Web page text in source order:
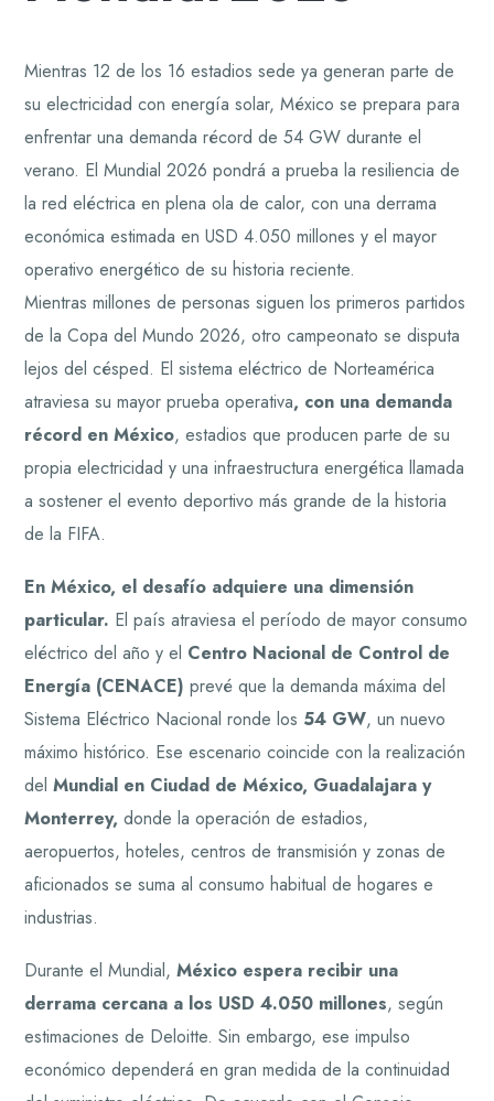
Mientras 12 de los 16 estadios sede ya generan parte de
su electricidad con energía solar, México se prepara para
enfrentar una demanda récord de 54 GW durante el
verano. El Mundial 2026 pondrá a prueba la resiliencia de
la red eléctrica en plena ola de calor, con una derrama
económica estimada en USD 4.050 millones y el mayor
operativo energético de su historia reciente.
Mientras millones de personas siguen los primeros partidos
de la Copa del Mundo 2026, otro campeonato se disputa
lejos del césped. El sistema eléctrico de Norteamérica
atraviesa su mayor prueba operativa, con una demanda
récord en México, estadios que producen parte de su
propia electricidad y una infraestructura energética llamada
a sostener el evento deportivo más grande de la historia
de la FIFA.
En México, el desafío adquiere una dimensión
particular. El país atraviesa el período de mayor consumo
eléctrico del año y el Centro Nacional de Control de
Energía (CENACE) prevé que la demanda máxima del
Sistema Eléctrico Nacional ronde los 54 GW, un nuevo
máximo histórico. Ese escenario coincide con la realización
del Mundial en Ciudad de México, Guadalajara y
Monterrey, donde la operación de estadios,
aeropuertos, hoteles, centros de transmisión y zonas de
aficionados se suma al consumo habitual de hogares e
industrias.
Durante el Mundial,México espera recibir una
derrama cercana a los USD 4.050 millones, según
estimaciones de Deloitte. Sin embargo, ese impulso
económico dependerá en gran medida de la continuidad